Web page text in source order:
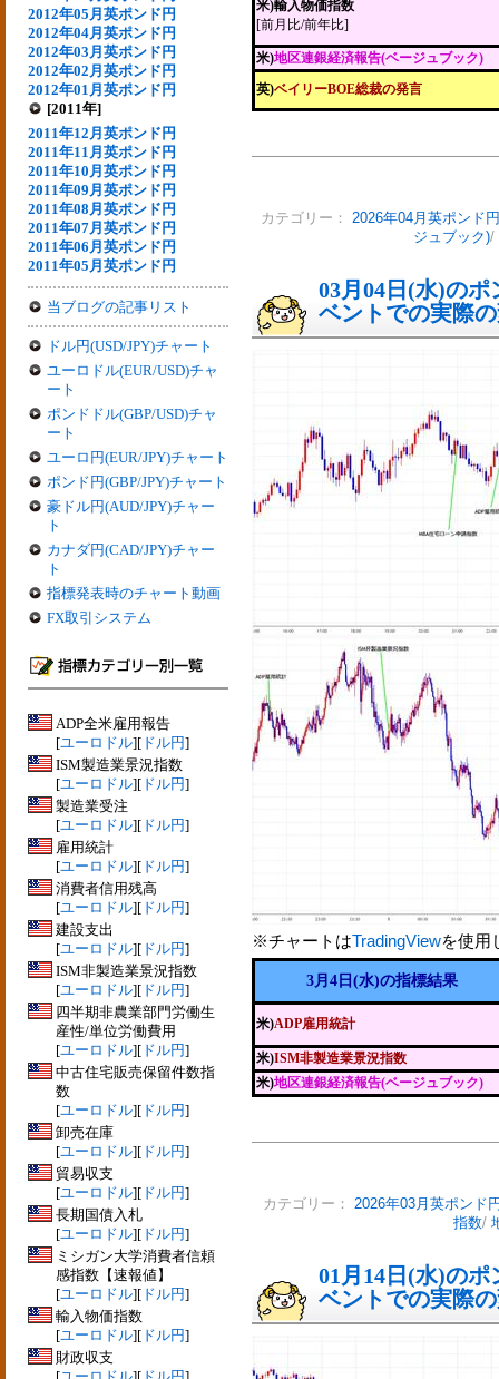
2012年05月英ポンド円
2012年04月英ポンド円
2012年03月英ポンド円
2012年02月英ポンド円
2012年01月英ポンド円
[2011年]
2011年12月英ポンド円
2011年11月英ポンド円
2011年10月英ポンド円
2011年09月英ポンド円
2011年08月英ポンド円
2011年07月英ポンド円
2011年06月英ポンド円
2011年05月英ポンド円
当ブログの記事リスト
ドル円(USD/JPY)チャート
ユーロドル(EUR/USD)チャ
ート
ポンドドル(GBP/USD)チャ
ート
ユーロ円(EUR/JPY)チャート
ポンド円(GBP/JPY)チャート
豪ドル円(AUD/JPY)チャー
ト
カナダ円(CAD/JPY)チャー
ト
指標発表時のチャート動画
FX取引システム
ADP全米雇用報告
[ユーロドル][ ドル円]
ISM製造業景況指数
[ユーロドル][ ドル円]
製造業受注
[ユーロドル][ ドル円]
雇用統計
[ユーロドル][ ドル円]
消費者信用残高
[ユーロドル][ ドル円]
建設支出
[ユーロドル][ ドル円]
ISM非製造業景況指数
[ユーロドル][ ドル円]
四半期非農業部門労働生
産性/単位労働費用
[ユーロドル][ ドル円]
中古住宅販売保留件数指
数
[ユーロドル][ ドル円]
卸売在庫
[ユーロドル][ ドル円]
貿易収支
[ユーロドル][ ドル円]
長期国債入札
[ユーロドル][ ドル円]
ミシガン大学消費者信頼
感指数【速報値】
[ユーロドル][ ドル円]
輸入物価指数
[ユーロドル][ ドル円]
財政収支
米)輸入物価指数
[前月比/前年比]
米)地区連銀経済報告(ベージュブック)
英)ベイリーBOE総裁の発言
カテゴリー： 2026年04月英ポンド円
ジュブック)/
03月04日(水)の
ベントでの実際
※チャートはTradingViewを使用
3月4日(水)の指標結果
米)ADP雇用統計
米)ISM非製造業景況指数
米)地区連銀経済報告(ベージュブック)
カテゴリー： 2026年03月英ポンド
指数/
01月14日(水)の
ベントでの実際